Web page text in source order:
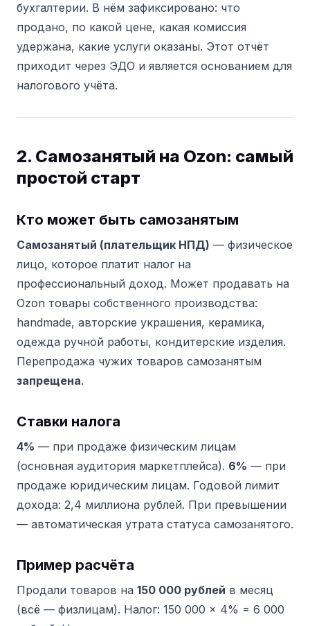
бухгалтерии. В нём зафиксировано: что
продано, по какой цене, какая комиссия
удержана, какие услуги оказаны. Этот отчёт
приходит через ЭДО и является основанием для
налогового учёта.
2. Самозанятый на Ozon: самый
простой старт
Кто может быть самозанятым
Самозанятый (плательщик НПД) — физическое
лицо, которое платит налог на
профессиональный доход. Может продавать на
Ozon товары собственного производства:
handmade, авторские украшения, керамика,
одежда ручной работы, кондитерские изделия.
Перепродажа чужих товаров самозанятым
запрещена.
Ставки налога
4% — при продаже физическим лицам
(основная аудитория маркетплейса). 6% — при
продаже юридическим лицам. Годовой лимит
дохода: 2,4 миллиона рублей. При превышении
— автоматическая утрата статуса самозанятого.
Пример расчёта
Продали товаров на 150 000 рублей в месяц
(всё — физлицам). Налог: 150 000 × 4% = 6 000